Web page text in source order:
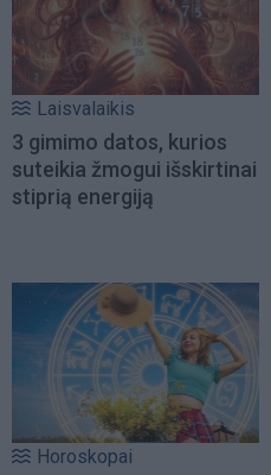
Laisvalaikis
3 gimimo datos, kurios
suteikia žmogui išskirtinai
stiprią energiją
Horoskopai